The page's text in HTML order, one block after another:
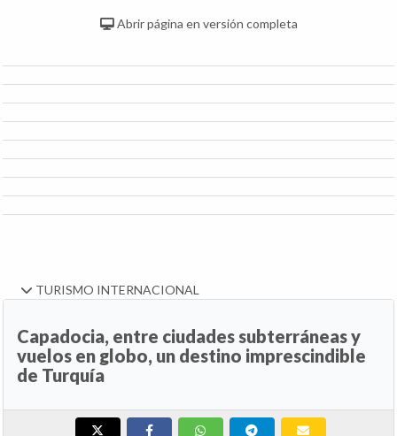
Abrir página en versión completa
TURISMO INTERNACIONAL
Capadocia, entre ciudades subterráneas y
vuelos en globo, un destino imprescindible
de Turquía